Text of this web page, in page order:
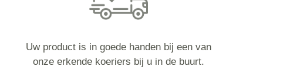
Uw product is in goede handen bij een van
onze erkende koeriers bij u in de buurt.